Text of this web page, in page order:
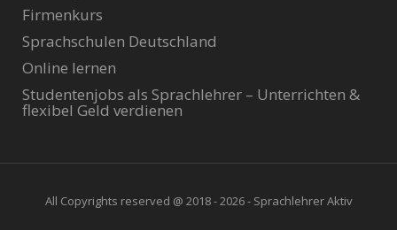
Firmenkurs
Sprachschulen Deutschland
Online lernen
Studentenjobs als Sprachlehrer – Unterrichten &
flexibel Geld verdienen
All Copyrights reserved @ 2018 - 2026 - Sprachlehrer Aktiv